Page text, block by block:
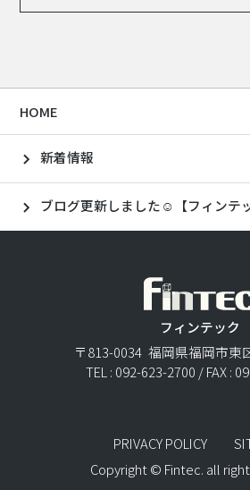
HOME
新着情報
ブログ更新しました☺【フィンテ
フィンテック
〒813-0034 福岡県福岡市東
TEL : 092-623-2700 / FAX :
PRIVACY POLICY
Copyright © Fintec. all